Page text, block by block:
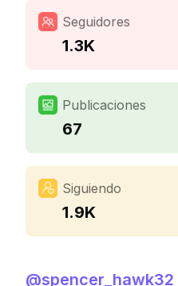
Seguidores
1.3K
Publicaciones
67
Siguiendo
1.9K
@spencer_hawk32